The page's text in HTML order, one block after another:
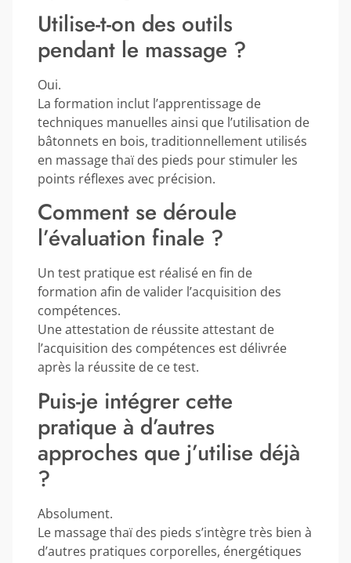
Utilise-t-on des outils
pendant le massage ?
Oui.
La formation inclut l’apprentissage de
techniques manuelles ainsi que l’utilisation de
bâtonnets en bois, traditionnellement utilisés
en massage thaï des pieds pour stimuler les
points réflexes avec précision.
Comment se déroule
l’évaluation finale ?
Un test pratique est réalisé en fin de
formation afin de valider l’acquisition des
compétences.
Une attestation de réussite attestant de
l’acquisition des compétences est délivrée
après la réussite de ce test.
Puis-je intégrer cette
pratique à d’autres
approches que j’utilise déjà
?
Absolument.
Le massage thaï des pieds s’intègre très bien à
d’autres pratiques corporelles, énergétiques